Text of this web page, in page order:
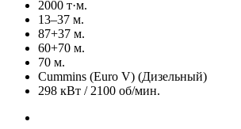
2000 т·м.
13–37 м.
87+37 м.
60+70 м.
70 м.
Cummins (Euro V) (Дизельный)
298 кВт / 2100 об/мин.